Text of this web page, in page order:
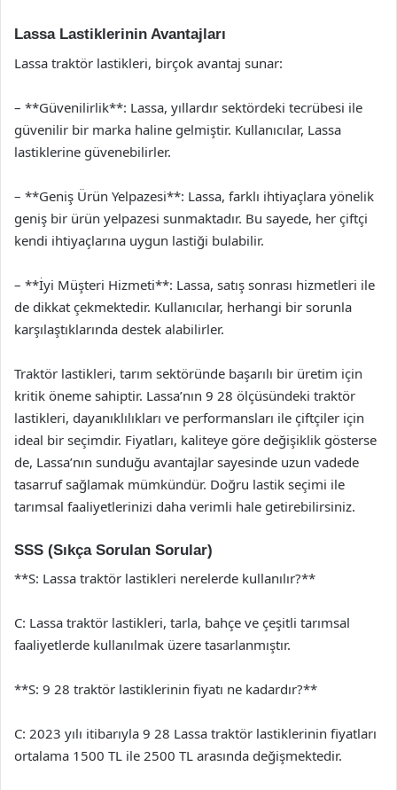
Lassa Lastiklerinin Avantajları
Lassa traktör lastikleri, birçok avantaj sunar:
– **Güvenilirlik**: Lassa, yıllardır sektördeki tecrübesi ile
güvenilir bir marka haline gelmiştir. Kullanıcılar, Lassa
lastiklerine güvenebilirler.
– **Geniş Ürün Yelpazesi**: Lassa, farklı ihtiyaçlara yönelik
geniş bir ürün yelpazesi sunmaktadır. Bu sayede, her çiftçi
kendi ihtiyaçlarına uygun lastiği bulabilir.
– **İyi Müşteri Hizmeti**: Lassa, satış sonrası hizmetleri ile
de dikkat çekmektedir. Kullanıcılar, herhangi bir sorunla
karşılaştıklarında destek alabilirler.
Traktör lastikleri, tarım sektöründe başarılı bir üretim için
kritik öneme sahiptir. Lassa’nın 9 28 ölçüsündeki traktör
lastikleri, dayanıklılıkları ve performansları ile çiftçiler için
ideal bir seçimdir. Fiyatları, kaliteye göre değişiklik gösterse
de, Lassa’nın sunduğu avantajlar sayesinde uzun vadede
tasarruf sağlamak mümkündür. Doğru lastik seçimi ile
tarımsal faaliyetlerinizi daha verimli hale getirebilirsiniz.
SSS (Sıkça Sorulan Sorular)
**S: Lassa traktör lastikleri nerelerde kullanılır?**
C: Lassa traktör lastikleri, tarla, bahçe ve çeşitli tarımsal
faaliyetlerde kullanılmak üzere tasarlanmıştır.
**S: 9 28 traktör lastiklerinin fiyatı ne kadardır?**
C: 2023 yılı itibarıyla 9 28 Lassa traktör lastiklerinin fiyatları
ortalama 1500 TL ile 2500 TL arasında değişmektedir.